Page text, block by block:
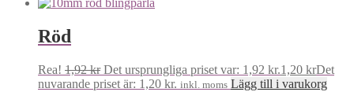
Röd
Rea! 1,92kr Det ursprungliga priset var: 1,92 kr.1,20 krDet
nuvarande priset är: 1,20 kr. inkl. moms Lägg till i varukorg